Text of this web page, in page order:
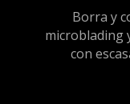
Borra y
microblading
con